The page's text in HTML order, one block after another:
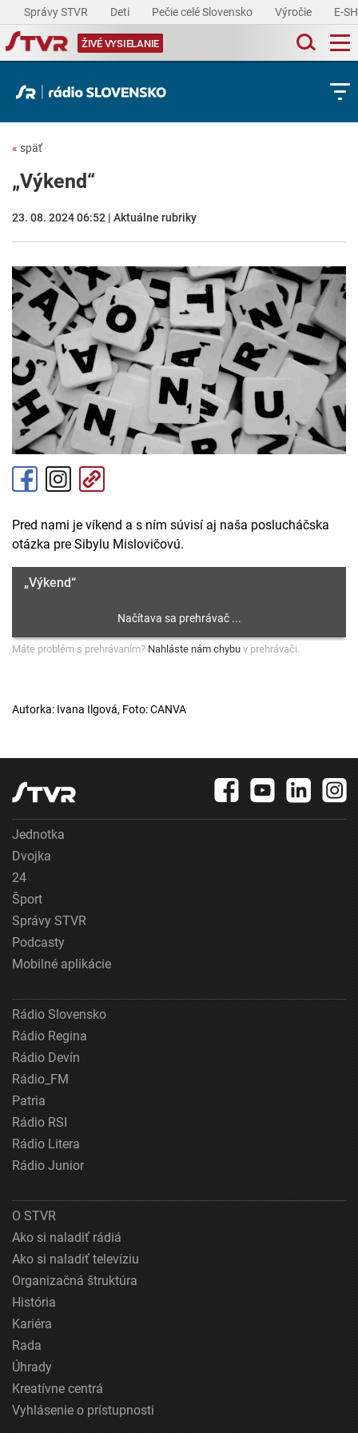
Správy STVR Deti Pečie celé Slovensko Výročie E-
ŽIVÉ VYSIELANIE
« späť
„Výkend“
23. 08. 2024 06:52 | Aktuálne rubriky
Pred nami je víkend a s ním súvisí aj naša poslucháčska
otázka pre Sibylu Mislovičovú.
„Výkend“
Máte problém s prehrávaním? Nahláste nám chybu v prehrávači.
Autorka: Ivana Ilgová, Foto: CANVA
Jednotka
Dvojka
24
Šport
Správy STVR
Podcasty
Mobilné aplikácie
Rádio Slovensko
Rádio Regina
Rádio Devín
Rádio_FM
Patria
Rádio RSI
Rádio Litera
Rádio Junior
O STVR
Ako si naladiť rádiá
Ako si naladiť televíziu
Organizačná štruktúra
História
Kariéra
Rada
Úhrady
Kreatívne centrá
Vyhlásenie o prístupnosti